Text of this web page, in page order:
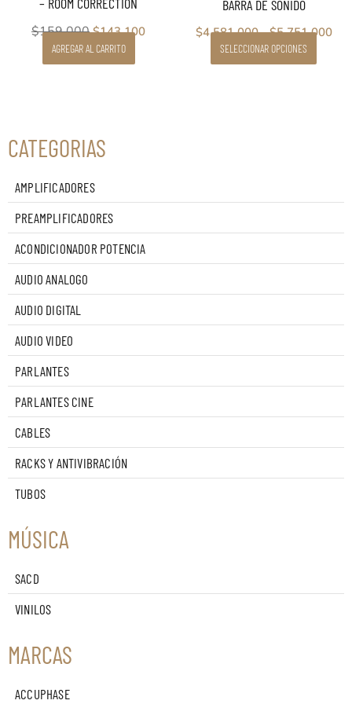
CATEGORIAS
AMPLIFICADORES
PREAMPLIFICADORES
ACONDICIONADOR POTENCIA
AUDIO ANALOGO
AUDIO DIGITAL
AUDIO VIDEO
PARLANTES
PARLANTES CINE
CABLES
RACKS Y ANTIVIBRACIÓN
TUBOS
MÚSICA
SACD
VINILOS
MARCAS
ACCUPHASE
$159.000 $143.100
AGREGAR AL CARRITO
BARRA DE SONIDO
$4.581.000 - $5.751.000
SELECCIONAR OPCIONES
página
de
producto